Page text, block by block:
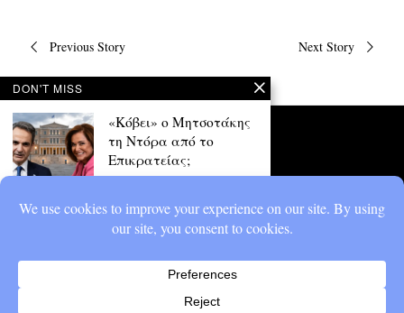
Πλοήγηση
Previous Story Next Story
DON'T MISS
«Κόβει» ο Μητσοτάκης
τη Ντόρα από το
Επικρατείας;
Έντονες συζητήσεις έχει
θέλει τον Κυριάκο Μητσοτάκη
να αφήνει
καλύπτει Φαραντούρη
Πολιτική θύελλα για το